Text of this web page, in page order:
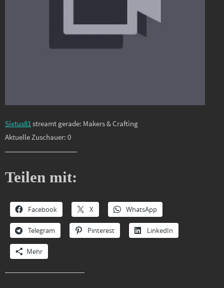
Sixtus81streamt gerade: Makers & Crafting
Aktuelle Zuschauer: 0
Teilen mit:
Facebook X WhatsApp
Telegram Pinterest LinkedIn
Mehr